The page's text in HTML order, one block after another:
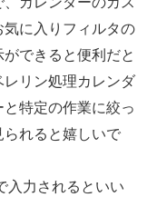
に入りフィルタの
できると便利だと
リン処理カレンダ
特定の作業に絞っ
れると嬉しいで
入力されるといい